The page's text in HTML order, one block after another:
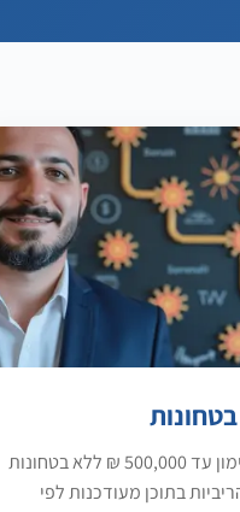
הלוואות סולו לעסקים – מימון עד 500,000 ₪ ללא בטחונות
בתוכן מעודכנות לפי